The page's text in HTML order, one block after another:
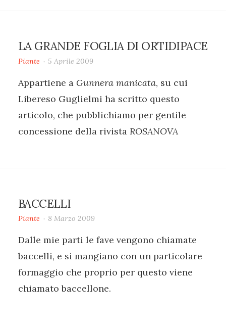
LA GRANDE FOGLIA DI ORTIDIPACE
Piante 5 Aprile 2009
Appartiene a Gunnera manicata, su cui
Libereso Guglielmi ha scritto questo
articolo, che pubblichiamo per gentile
concessione della rivista ROSANOVA
BACCELLI
Piante 8 Marzo 2009
Dalle mie parti le fave vengono chiamate
baccelli, e si mangiano con un particolare
formaggio che proprio per questo viene
chiamato baccellone.